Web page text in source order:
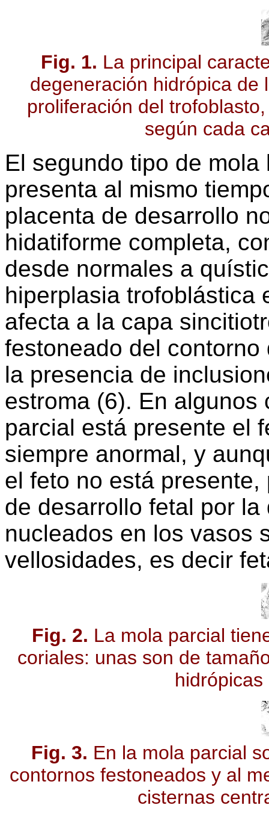
Fig. 1. La principal
degeneración hidrópica de
proliferación del
según cada
El segundo tipo de
presenta al mismo
placenta de desarrollo
hidatiforme completa,
desde normales a
hiperplasia trofoblástica
afecta a la capa
festoneado del
la presencia de
estroma (6). En algunos
parcial está presente el
siempre anormal, y
el feto no está
de desarrollo fetal por
nucleados en los vasos
vellosidades, es decir
Fig. 2. La mola parcial
coriales: unas son de
Fig. 3. En la mola parcial
contornos festoneados y al
cisternas